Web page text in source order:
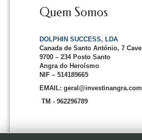
Quem Somos
DOLPHIN SUCCESS, LDA
Canada de Santo António, 7 Cave
9700 – 234 Posto Santo
Angra do Heroísmo
NIF – 514189665
EMAIL: geral@investinangra.com
TM - 962296789